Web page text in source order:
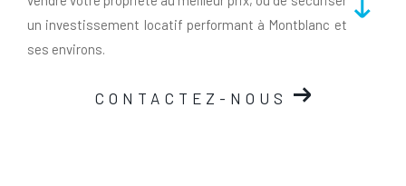
un investissement locatif performant à Montblanc et
ses environs.
CONTACTEZ-NOUS